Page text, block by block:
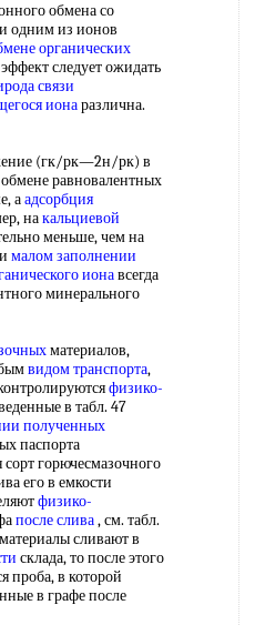
обмена со
одним из ионов
органических
следует ожидать
связи
ионаразлична.
(гк/рк—2н/рк) в
равновалентных
аадсорбция
накальциевой
меньше, чем на
малом заполнении
ионавсегда
минерального
материалов,
видом транспорта,
физико-
в табл. 47
полученных
паспорта
сорт горючесмазочного
его в емкости
физико-
после слива, см. табл.
материалы сливают в
склада, то после этого
проба, в которой
в графе после